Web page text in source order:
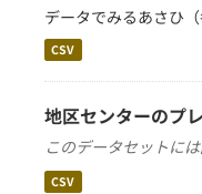
データでみるあさひ（
CSV
地区センターのプ
このデータセットに
CSV